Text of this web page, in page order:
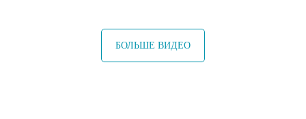
БОЛЬШЕ ВИДЕО